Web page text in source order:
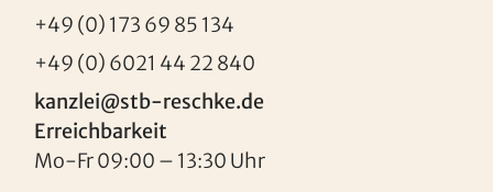
+49 (0) 173 69 85 134
+49 (0) 6021 44 22 840
kanzlei@stb-reschke.de
Erreichbarkeit
Mo-Fr 09:00 – 13:30 Uhr